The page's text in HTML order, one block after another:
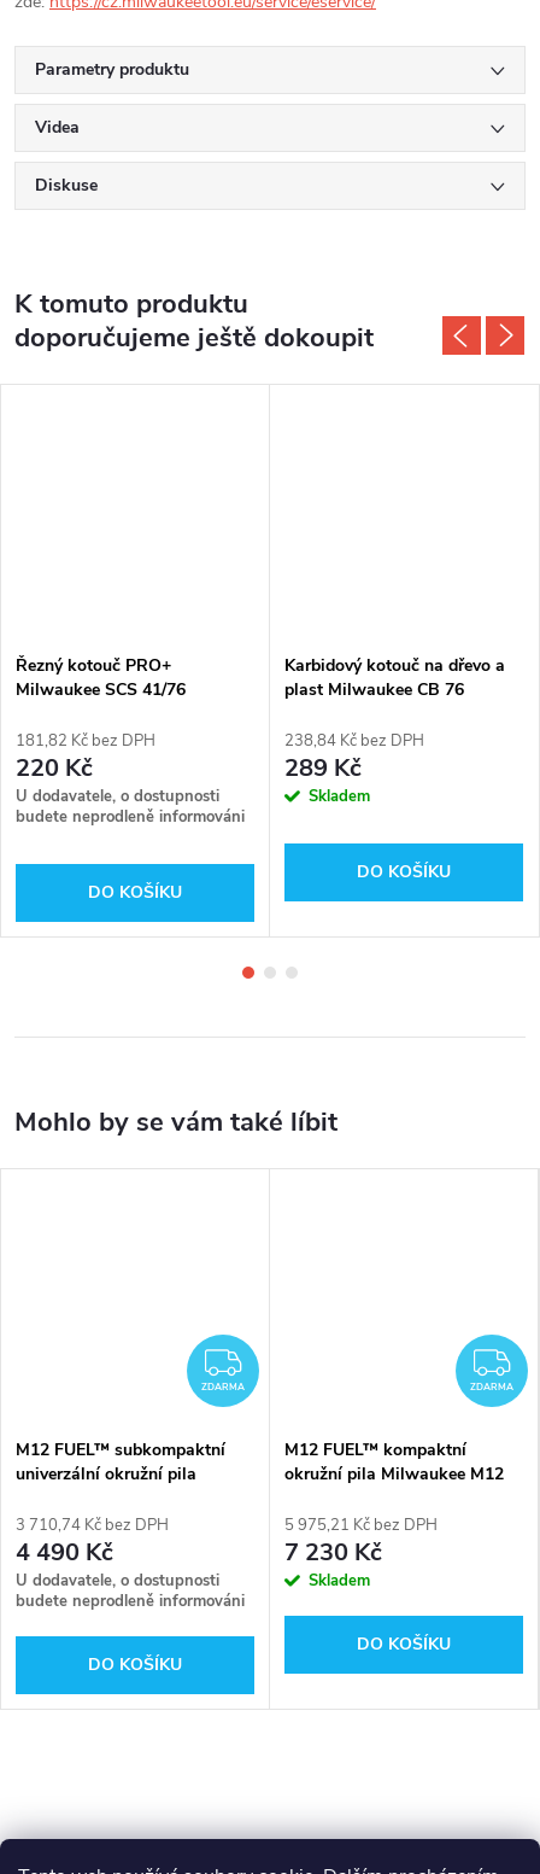
Parametry produktu
Videa
Diskuse
K tomuto produktu
doporučujeme ještě dokoupit
Řezný kotouč PRO+
Milwaukee SCS 41/76
181,82 Kč bez DPH
220 Kč
U dodavatele, o dostupnosti
budete neprodleně informováni
DO KOŠÍKU
Karbidový kotouč na dřevo a
plast Milwaukee CB 76
238,84 Kč bez DPH
289 Kč
Skladem
DO KOŠÍKU
ZDARMA
ZDARMA
M12 FUEL™ subkompaktní
univerzální okružní pila
3 710,74 Kč bez DPH
4 490 Kč
U dodavatele, o dostupnosti
budete neprodleně informováni
DO KOŠÍKU
ZDARMA
M12 FUEL™ kompaktní
okružní pila Milwaukee M12
5 975,21 Kč bez DPH
7 230 Kč
Skladem
DO KOŠÍKU